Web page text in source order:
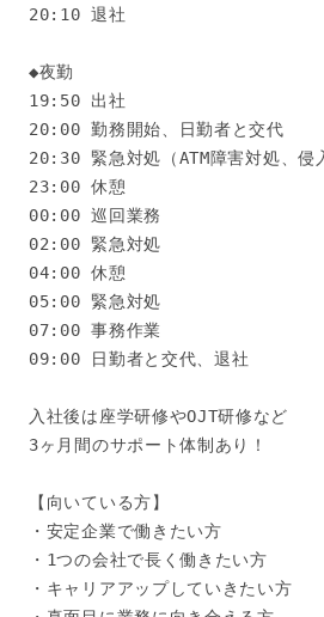
20:10 退社
◆夜勤
19:50 出社
20:00 勤務開始、日勤者と交代
20:30 緊急対処（ATM障害対処、侵
23:00 休憩
00:00 巡回業務
02:00 緊急対処
04:00 休憩
05:00 緊急対処
07:00 事務作業
09:00 日勤者と交代、退社
入社後は座学研修やOJT研修など
3ヶ月間のサポート体制あり！
【向いている方】
・安定企業で働きたい方
・1つの会社で長く働きたい方
・キャリアアップしていきたい方